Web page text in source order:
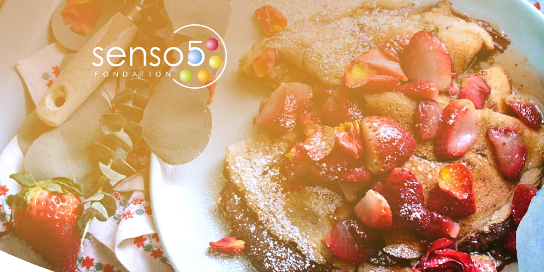
QUI SOMMES-NOUS
NOTRE MISSION
NOTRE HISTOIRE
NOTRE ÉQUIPE
CONSEIL DE FONDATION
SOUTENIR LA FONDATION
ACTUALITÉS
ASTUCES ET ACTUALITÉS
CAMPAGNES -
ARTICLES
"PAGE SANTÉ" NOUVELLISTES
#60' POUR TOI
#PARLONS5SAVEURS